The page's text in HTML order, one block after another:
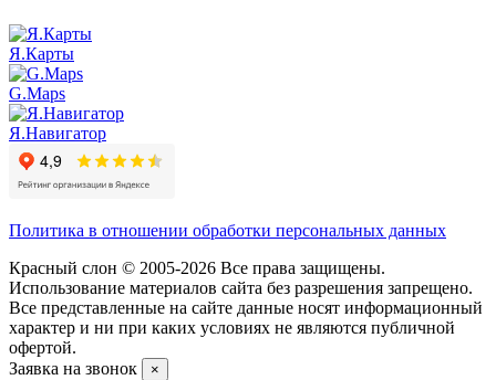
Я.Карты
G.Maps
Я.Навигатор
Политика в отношении обработки персональных данных
Красный слон © 2005-2026 Все права защищены.
Использование материалов сайта без разрешения запрещено.
Все представленные на сайте данные носят информационный
характер и ни при каких условиях не являются публичной
офертой.
Заявка на звонок
×